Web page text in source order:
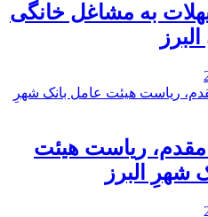
به مشاغل خانگی
ریاست هیئت
شهرِ البرز